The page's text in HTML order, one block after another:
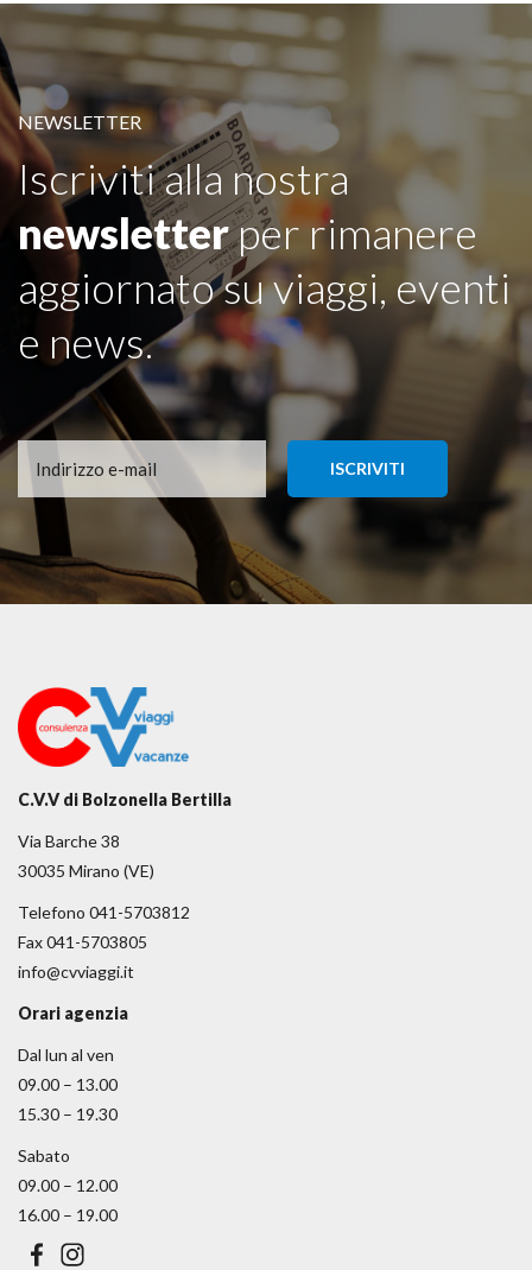
NEWSLETTER
Iscriviti alla nostra
newsletterper rimanere
aggiornato su viaggi, eventi
e news.
C.V.V di Bolzonella Bertilla
Via Barche 38
30035 Mirano (VE)
Telefono 041-5703812
Fax 041-5703805
info@cvviaggi.it
Orari agenzia
Dal lun al ven
09.00 – 13.00
15.30 – 19.30
Sabato
09.00 – 12.00
16.00 – 19.00